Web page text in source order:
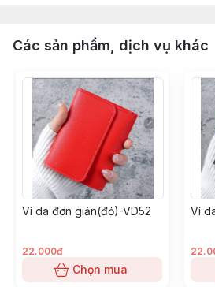
Các sản phẩm, dịch vụ khác
Ví da đơn giản(đỏ)-VD52
22.000đ
Chọn mua
Ví